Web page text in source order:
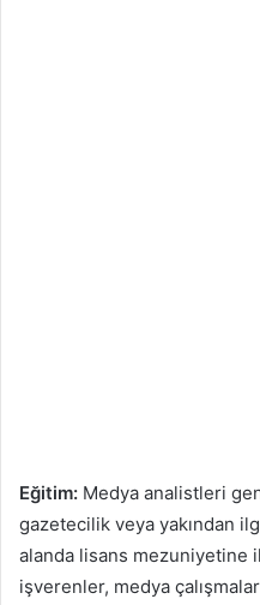
Eğitim: Medya analistleri
gazetecilik veya yakından
alanda lisans mezuniyetine
işverenler, medya